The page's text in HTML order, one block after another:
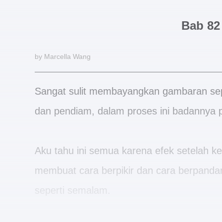
Bab
by Marcella Wang
Sangat sulit membayangkan gambaran
dan pendiam, dalam proses ini badannya
Aku tahu ini semua karena efek setelah
membuat cara berpikir dan cara